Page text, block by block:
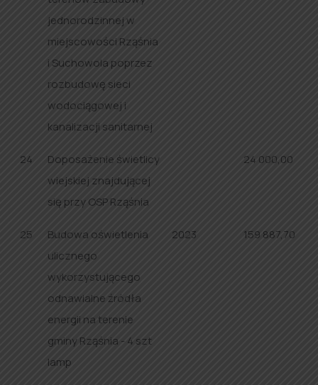
jednorodzinnej w
miejscowości Rząśnia
i Suchowola poprzez
rozbudowę sieci
wodociągowej i
kanalizacji sanitarnej
24
Doposażenie świetlicy
wiejskiej znajdującej
się przy OSP Rząśnia
24 000,00
25
Budowa oświetlenia
ulicznego
wykorzystującego
odnawialne źródła
energii na terenie
gminy Rząśnia - 4 szt
lamp
2023 159 887,70